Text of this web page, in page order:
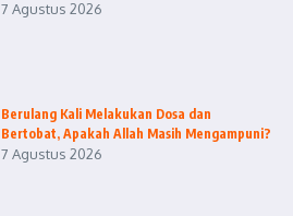
7 Agustus 2026
Berulang Kali Melakukan Dosa dan
Bertobat, Apakah Allah Masih Mengampuni?
7 Agustus 2026